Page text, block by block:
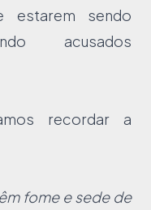
sendo
acusados
recordar a
fome e sede de